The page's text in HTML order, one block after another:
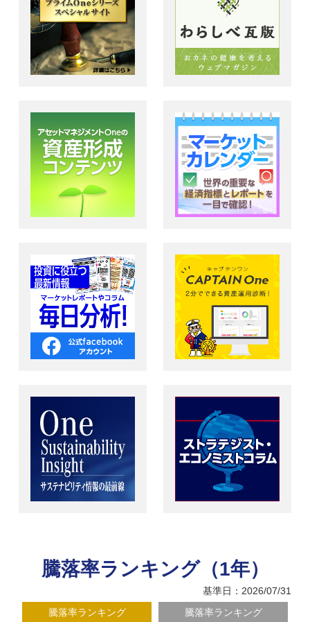
騰落率ランキング（1年）
基準日：2026/07/31
騰落率ランキング
騰落率ランキング